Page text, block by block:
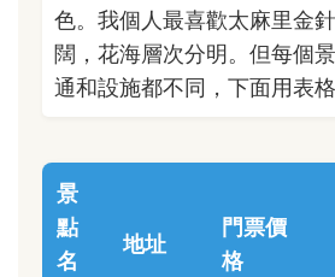
色。我個人最喜歡太麻里金
闊，花海層次分明。但每個
通和設施都不同，下面用表格
景
點
名
地址
門票價
格